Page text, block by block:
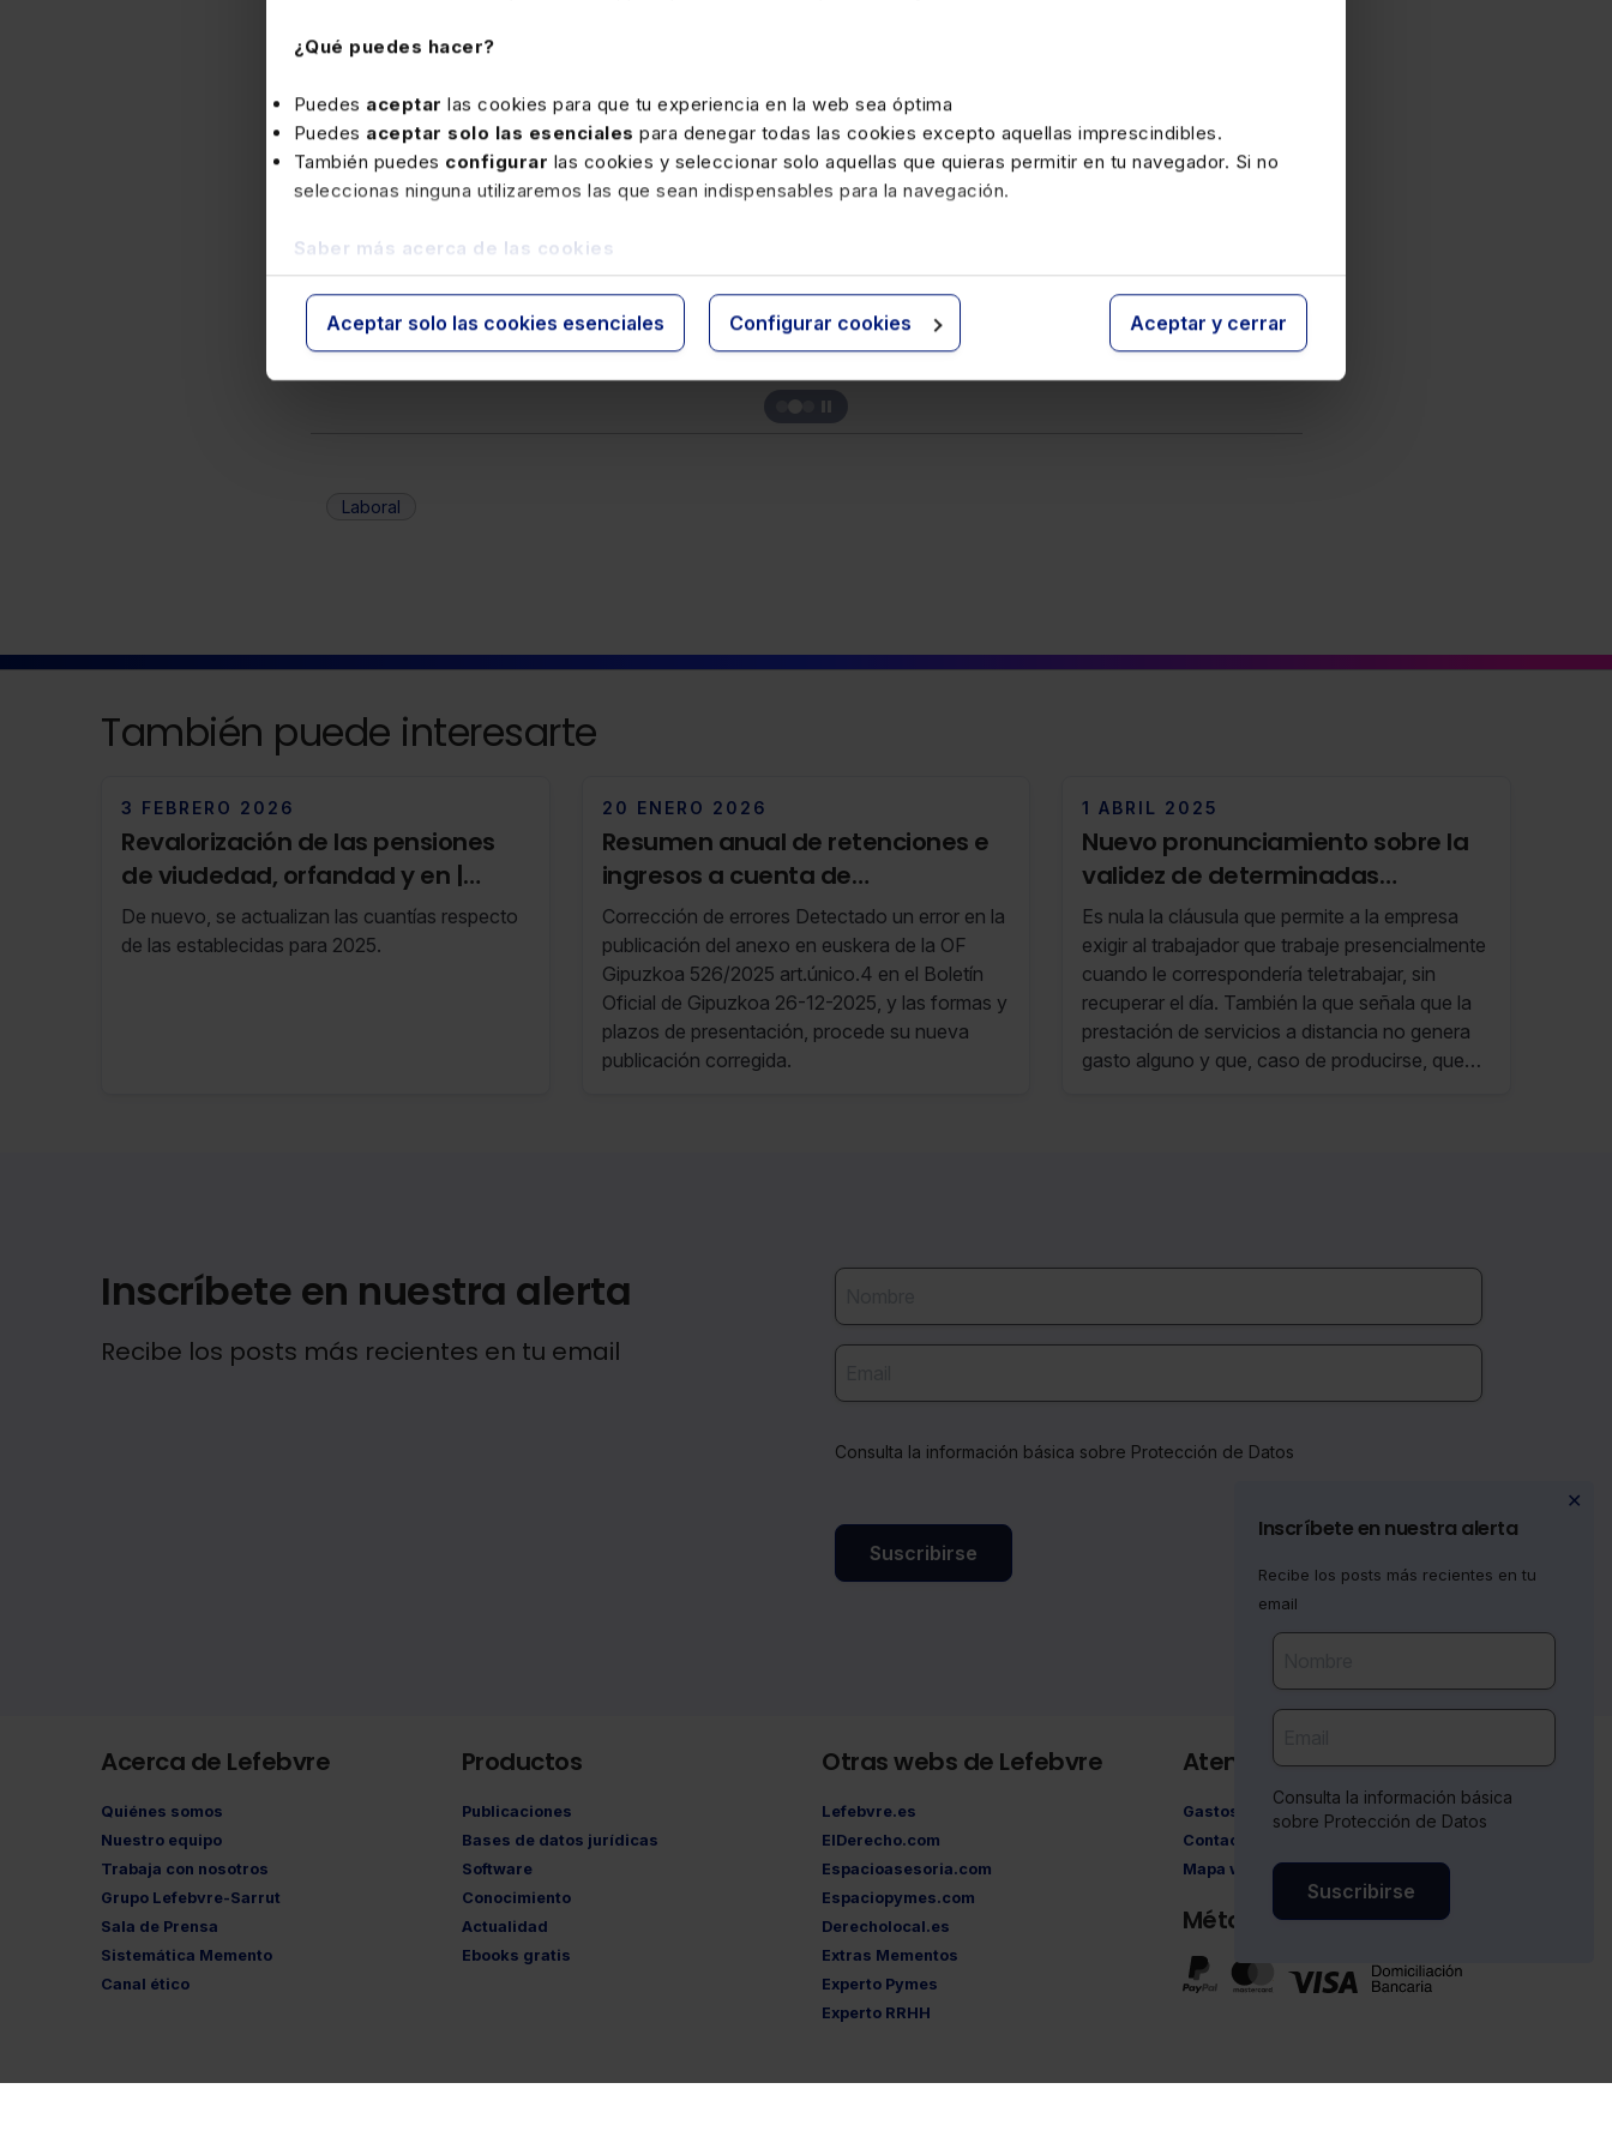
¿Qué puedes hacer?
Puedes aceptar las cookies para que tu experiencia en la web sea óptima
Puedes aceptar solo las esenciales para denegar todas las cookies excepto aquellas imprescindibles.
También puedes configurar las cookies y seleccionar solo aquellas que quieras permitir en tu navegador. Si no
seleccionas ninguna utilizaremos las que sean indispensables para la navegación.
Saber más acerca de las cookies
Aceptar solo las cookies esenciales Configurar cookies Aceptar y cerrar
cuestiones relacionadas con la jornada laboral
licencias y permisos, horas extras, registro de la jornada, etc.
Precio100 €
Laboral
También puede interesarte
3 FEBRERO 2026
Revalorización de las pensiones
de viudedad, orfandad y en |
Actualización febrero 2026
De nuevo, se actualizan las cuantías respecto
de las establecidas para 2025.
20 ENERO 2026
Resumen anual de retenciones e
ingresos a cuenta de
rendimientos del trabajo y de
actividades económicas y
premios en el IRPF de Gipuzkoa (RF
03/26 13 de Enero de 2026 al 19 de
Enero de 2026)
Corrección de errores Detectado un error en la
publicación del anexo en euskera de la OF
Gipuzkoa 526/2025 art.único.4 en el Boletín
Oficial de Gipuzkoa 26-12-2025, y las formas y
plazos de presentación, procede su nueva
publicación corregida.
1 ABRIL 2025
Nuevo pronunciamiento sobre la
validez de determinadas
cláusulas de un acuerdo de
teletrabajo
Es nula la cláusula que permite a la empresa
exigir al trabajador que trabaje presencialmente
cuando le correspondería teletrabajar, sin
recuperar el día. También la que señala que la
prestación de servicios a distancia no genera
gasto alguno y que, caso de producirse, queda
Inscríbete en nuestra alerta
Recibe los posts más recientes en tu email
Consulta la información básica sobre Protección de Datos
Suscribirse
✕
Inscríbete en nuestra alerta
Recibe los posts más recientes en tu
email
Consulta la información básica
sobre Protección de Datos
Suscribirse
Acerca de Lefebvre
Quiénes somos
Nuestro equipo
Trabaja con nosotros
Grupo Lefebvre-Sarrut
Sala de Prensa
Sistemática Memento
Canal ético
Productos
Publicaciones
Bases de datos jurídicas
Software
Conocimiento
Actualidad
Ebooks gratis
Otras webs de Lefebvre
Lefebvre.es
ElDerecho.com
Espacioasesoria.com
Espaciopymes.com
Derecholocal.es
Extras Mementos
Experto Pymes
Experto RRHH
Atención al cliente
Gastos de envío
Contacto
Mapa web
Métodos de pago